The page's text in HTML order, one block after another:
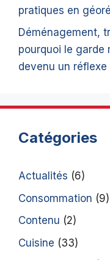
pratiques en
Déménagement,
pourquoi le garde
devenu un
Catégories
Actualités (6)
Consommation (9)
Contenu (2)
Cuisine (33)